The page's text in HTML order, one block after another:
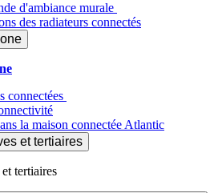
d'ambiance murale
des radiateurs connectés
connectées
la maison connectée Atlantic
et tertiaires
tertiaires